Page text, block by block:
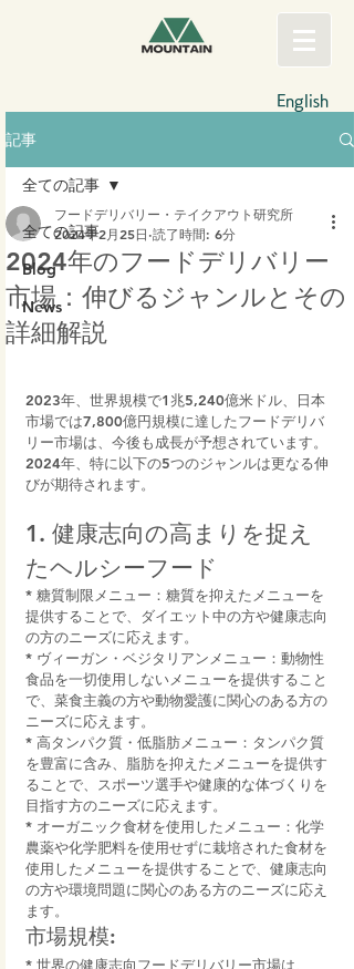
English
記事
全ての記事
Blog
News
全ての記事
2024年のフードデリバリー
市場：伸びるジャンルとその
詳細解説
フードデリバリー・テイクアウト研究所
2024年2月25日 読了時間: 6分
2023年、世界規模で1兆5,240億米ドル、日本
市場では7,800億円規模に達したフードデリバ
リー市場は、今後も成長が予想されています。
2024年、特に以下の5つのジャンルは更なる伸
びが期待されます。
1. 健康志向の高まりを捉え
たヘルシーフード
* 糖質制限メニュー：糖質を抑えたメニューを
提供することで、ダイエット中の方や健康志向
の方のニーズに応えます。
* ヴィーガン・ベジタリアンメニュー：動物性
食品を一切使用しないメニューを提供すること
で、菜食主義の方や動物愛護に関心のある方の
ニーズに応えます。
* 高タンパク質・低脂肪メニュー：タンパク質
を豊富に含み、脂肪を抑えたメニューを提供す
ることで、スポーツ選手や健康的な体づくりを
目指す方のニーズに応えます。
* オーガニック食材を使用したメニュー：化学
農薬や化学肥料を使用せずに栽培された食材を
使用したメニューを提供することで、健康志向
の方や環境問題に関心のある方のニーズに応え
ます。
市場規模:
* 世界の健康志向フードデリバリー市場は、